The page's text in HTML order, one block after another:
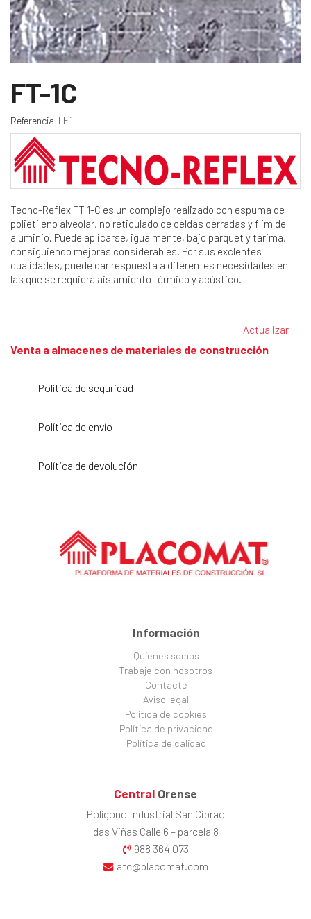
FT-1C
Referencia TF1
Tecno-Reflex FT 1-C es un complejo realizado con espuma de
polietileno alveolar, no reticulado de celdas cerradas y flim de
aluminio. Puede aplicarse, igualmente, bajo parquet y tarima,
consiguiendo mejoras considerables. Por sus exclentes
cualidades, puede dar respuesta a diferentes necesidades en
las que se requiera aislamiento térmico y acústico.
Venta a almacenes de materiales de construcción
Política de seguridad
Política de envío
Política de devolución
Información
Quienes somos
Trabaje con nosotros
Contacte
Aviso legal
Política de cookies
Política de privacidad
Política de calidad
Central Orense
Polígono Industrial San Cibrao
das Viñas Calle 6 – parcela 8
988 364 073
atc@placomat.com